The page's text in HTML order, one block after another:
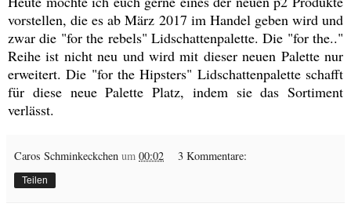
vorstellen, die es ab März 2017 im Handel geben wird und
zwar die "for the rebels" Lidschattenpalette. Die "for the.."
Reihe ist nicht neu und wird mit dieser neuen Palette nur
erweitert. Die "for the Hipsters" Lidschattenpalette schafft
für diese neue Palette Platz, indem sie das Sortiment
verlässt.
Caros Schminkeckchen um 00:02 3 Kommentare:
Teilen